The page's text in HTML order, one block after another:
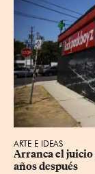
ARTE E IDEAS
Arranca el juicio
años después